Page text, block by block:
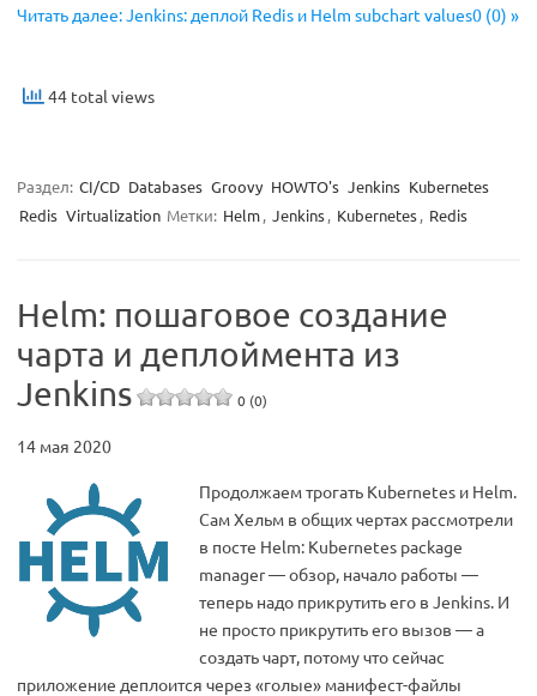
Читать далее: Jenkins: деплой Redis и Helm subchart values0 (0) »
44 total views
Раздел: CI/CD Databases Groovy HOWTO's Jenkins Kubernetes
Redis Virtualization Метки: Helm, Jenkins, Kubernetes, Redis
Helm: пошаговое создание
чарта и деплоймента из
Jenkins
0 (0)
14 мая 2020
Продолжаем трогать Kubernetes и Helm.
Сам Хельм в общих чертах рассмотрели
в посте Helm: Kubernetes package
manager — обзор, начало работы —
теперь надо прикрутить его в Jenkins. И
не просто прикрутить его вызов — а
создать чарт, потому что сейчас
приложение деплоится через «голые» манифест-файлы